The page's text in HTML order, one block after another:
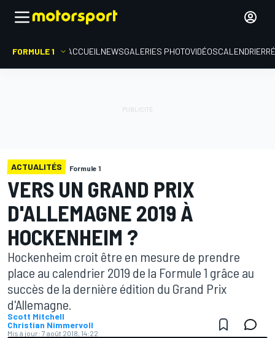
FORMULE 1 ACCUEIL NEWSGALERIES PHOTOVIDÉOSCALENDRIER
ACTUALITÉS Formule 1
VERS UN GRAND PRIX
D'ALLEMAGNE 2019 À
HOCKENHEIM ?
Hockenheim croit être en mesure de prendre
place au calendrier 2019 de la Formule 1 grâce au
succès de la dernière édition du Grand Prix
d'Allemagne.
Scott Mitchell
Christian Nimmervoll
Mis à jour: 7 août 2018, 14:22